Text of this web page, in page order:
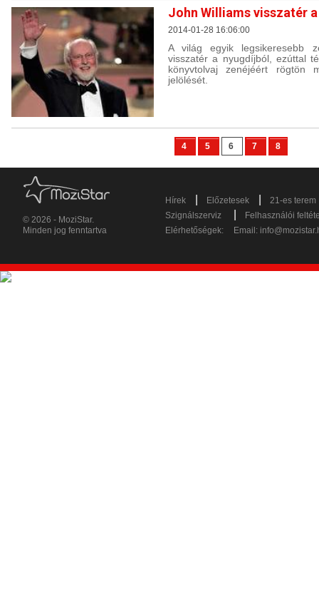
John Williams visszatér
2014-01-28 16:06:00
A világ egyik legsikeresebb
visszatér a nyugdíjból, ezúttal
könyvtolvaj zenéjéért
jelölését.
4 5 6 7 8
© 2026 - MoziStar.
Minden jog fenntartva
Hírek Előzetesek
21-es terem
Szignálszerviz
Felhasználói
Elérhetőségek:
Email: